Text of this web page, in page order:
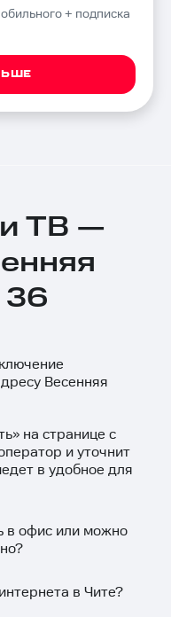
+ подписка
ТВ —
36
Весенняя
» на странице с
и уточнит
в удобное для
в офис или можно
в Чите?